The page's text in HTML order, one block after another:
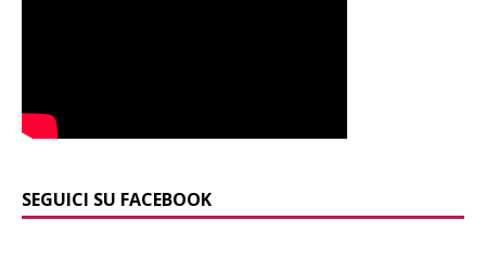
SEGUICI SU FACEBOOK